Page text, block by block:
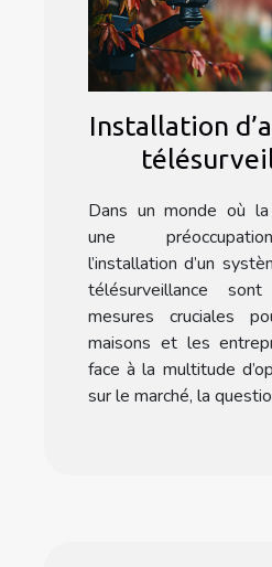
Installation
une agence
Dans un monde où
une
l’installation d’un
télésurveillance
mesures cruciales
maisons et les
face à la multitude
sur le marché, la